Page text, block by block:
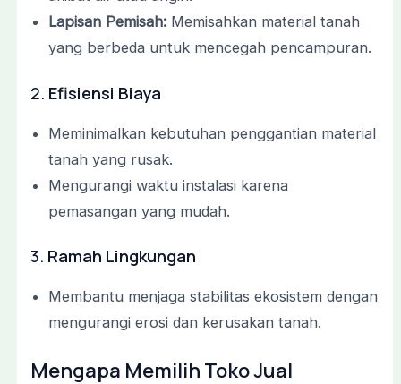
Lapisan Pemisah:Memisahkan material tanah
yang berbeda untuk mencegah pencampuran.
2. Efisiensi Biaya
Meminimalkan kebutuhan penggantian material
tanah yang rusak.
Mengurangi waktu instalasi karena
pemasangan yang mudah.
3. Ramah Lingkungan
Membantu menjaga stabilitas ekosistem dengan
mengurangi erosi dan kerusakan tanah.
Mengapa Memilih Toko Jual